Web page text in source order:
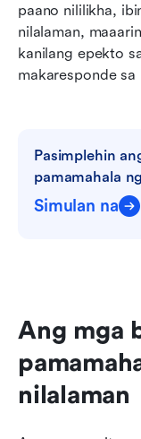
paano nililikha,
nilalaman,
kanilang epekto
makaresponde
Pasimplehin
pamamahala
Simulan na
Ang mga
nilalaman